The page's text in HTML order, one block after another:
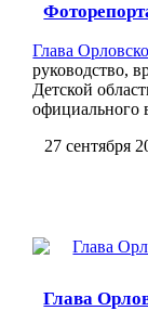
Глава
руководство,
Детской
официального
27 сентября
Глава